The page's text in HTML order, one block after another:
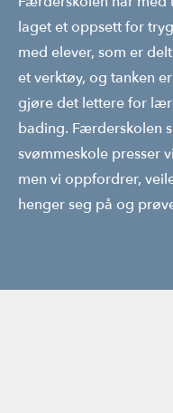
laget et oppsett for
med elever, som er
et verktøy, og tanken
gjøre det lettere for
bading. Færderskolen
svømmeskole presser
men vi oppfordrer,
henger seg på og